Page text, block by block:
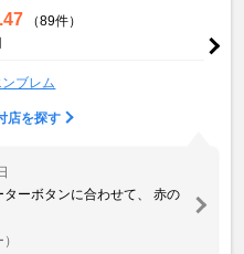
（89件）
ンブレム
店を探す
ーボタンに合わせて、 赤の